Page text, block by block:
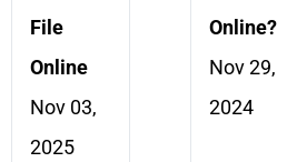
File
Online
Nov 03,
2025
Online?
Nov 29,
2024